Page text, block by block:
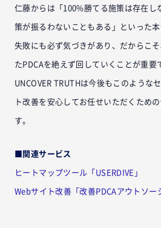
仁藤からは「100%勝てる施策は存在し
策が振るわないこともある」といった本
失敗にも必ず気づきがあり、だからこ
たPDCAを絶えず回していくことが重要
UNCOVER TRUTHは今後もこのような
ト改善を安心してお任せいただくため
す。
■関連サービス
ヒートマップツール「USERDIVE」
Webサイト改善「改善PDCAアウトソー